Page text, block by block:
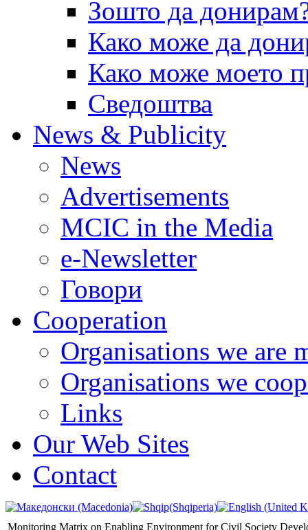
Зошто да
Како може да
Како може моето
Сведоштва
News & Publicity
News
Advertisements
MCIC in the Media
e-Newsletter
Говори
Cooperation
Organisations we are
Organisations we
Links
Our Web Sites
Contact
Monitoring Matrix on Enabling Environment for Civil Society